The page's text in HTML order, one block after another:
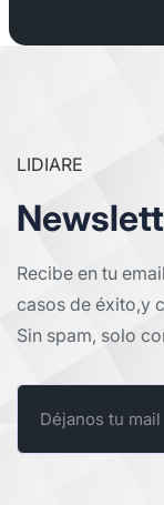
LIDIARE
Recibe en tu
casos de éxito,y
Sin spam, solo